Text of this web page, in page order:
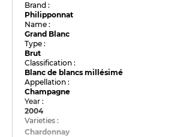
Brand :
Philipponnat
Name :
Grand Blanc
Type :
Brut
Classification :
Blanc de blancs millésimé
Appellation :
Champagne
Year :
2004
Varieties :
Chardonnay